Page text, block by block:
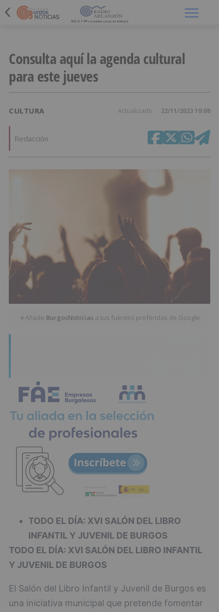
Consulta aquí la agenda cultural
para este jueves
CULTURA Actualizado 22/11/2023 19:08
Redacción
★Añade BurgosNoticias a tus fuentes preferidas de Google
TODO EL DÍA: XVI SALÓN DEL LIBRO
INFANTIL Y JUVENIL DE BURGOS
TODO EL DÍA: XVI SALÓN DEL LIBRO INFANTIL
Y JUVENIL DE BURGOS
El Salón del Libro Infantil y Juvenil de Burgos es
una iniciativa municipal que pretende fomentar